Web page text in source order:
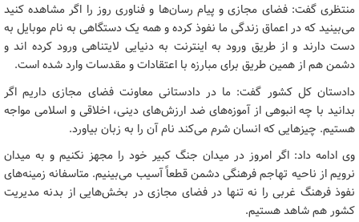
منتظری گفت: فضای مجازی و پیام رسان‌ها و فناوری روز را اگر مشاهده کنید
می‌بینید که در اعماق زندگی ما نفوذ کرده و همه یک دستگاهی به نام موبایل به
دست دارند و از طریق ورود به اینترنت به دنیایی لایتناهی ورود کرده اند و
دشمن هم از همین طریق برای مبارزه با اعتقادات و مقدسات وارد شده است.
دادستان کل کشور گفت: ما در دادستانی معاونت فضای مجازی داریم اگر
بدانید با چه انبوهی از آموزه‌های ضد ارزش‌های دینی، اخلاقی و اسلامی مواجه
هستیم. چیزهایی که انسان شرم می‌کند نام آن را به زبان بیاورد.
وی ادامه داد: اگر امروز در میدان جنگ کبیر خود را مجهز نکنیم و به میدان
نرویم از ناحیه تهاجم فرهنگی دشمن قطعاً آسیب می‌بینیم. متاسفانه زمینه‌های
نفوذ فرهنگ غربی را نه تنها در فضای مجازی در بخش‌هایی از بدنه مدیریت
کشور هم شاهد هستیم.